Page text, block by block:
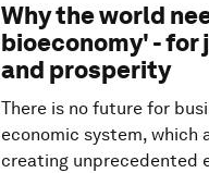
Why the world
bioeconomy' -
and prosperity
There is no future for
economic system, which
creating unprecedented